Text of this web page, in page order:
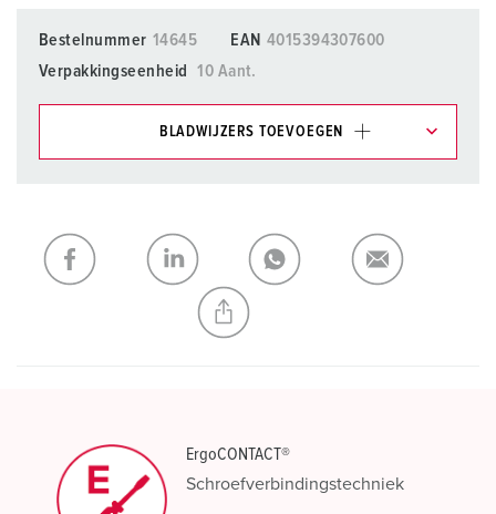
Bestelnummer 14645 EAN 4015394307600
Verpakkingseenheid
10 Aant.
BLADWIJZERS TOEVOEGEN
Mijn lijst TOEVOEGEN
NIEUW LIJST MAKEN
ErgoCONTACT®
Schroefverbindingstechniek